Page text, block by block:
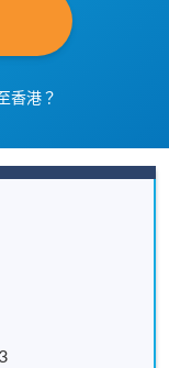
香港？